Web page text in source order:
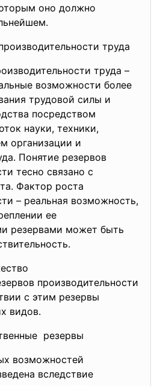
оно должно
труда
труда –
возможности более
трудовой силы и
посредством
науки, техники,
организации и
Понятие резервов
тесно связано с
Фактор роста
– реальная возможность,
ее
резервами может быть
производительности
с этим резервы
видов.
резервы
возможностей
вследствие